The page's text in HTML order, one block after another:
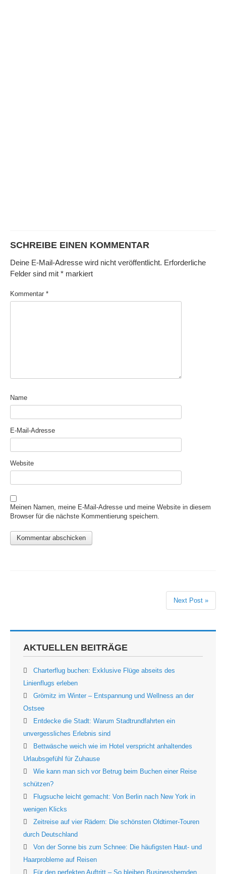
SCHREIBE EINEN KOMMENTAR
Deine E-Mail-Adresse wird nicht veröffentlicht. Erforderliche
Felder sind mit * markiert
Kommentar *
Name
E-Mail-Adresse
Website
Meinen Namen, meine E-Mail-Adresse und meine Website in diesem
Browser für die nächste Kommentierung speichern.
Next Post »
AKTUELLEN BEITRÄGE
Charterflug buchen: Exklusive Flüge abseits des
Linienflugs erleben
Grömitz im Winter – Entspannung und Wellness an der
Ostsee
Entdecke die Stadt: Warum Stadtrundfahrten ein
unvergessliches Erlebnis sind
Bettwäsche weich wie im Hotel verspricht anhaltendes
Urlaubsgefühl für Zuhause
Wie kann man sich vor Betrug beim Buchen einer Reise
schützen?
Flugsuche leicht gemacht: Von Berlin nach New York in
wenigen Klicks
Zeitreise auf vier Rädern: Die schönsten Oldtimer-Touren
durch Deutschland
Von der Sonne bis zum Schnee: Die häufigsten Haut- und
Haarprobleme auf Reisen
Für den perfekten Auftritt – So bleiben Businesshemden